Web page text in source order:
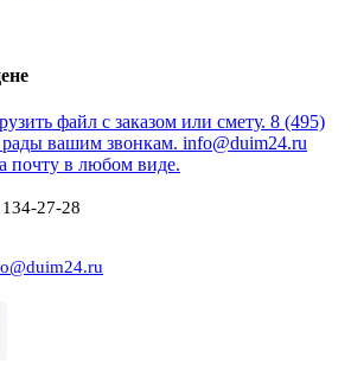
файл с заказом или смету. 8 (495)
вашим звонкам. info@duim24.ru
почту в любом виде.
27-28